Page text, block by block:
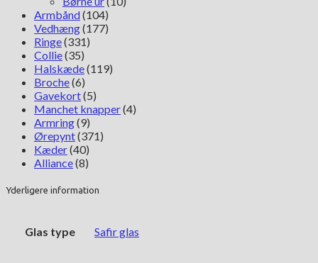
Armbånd(104)
Vedhæng(177)
Ringe(331)
Collie(35)
Halskæde(119)
Broche(6)
Gavekort(5)
Manchet knapper(4)
Armring(9)
Ørepynt(371)
Kæder(40)
Alliance(8)
Yderligere information
Glas type Safir glas